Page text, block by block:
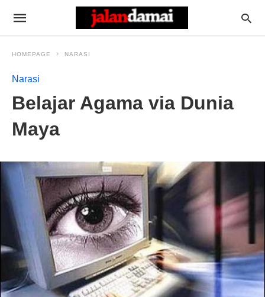
HOMEPAGE NARASI
Narasi
Belajar Agama via Dunia
Maya